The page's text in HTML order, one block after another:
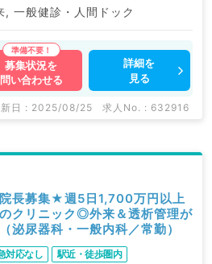
, 一般健診・人間ドック
募集状況を
問い合わせる
詳細を
見る
新日 : 2025/08/25 求人No. : 632916
院長募集★週5日1,700万円以上
クリニック◎外来＆透析管理が
泌尿器科・一般内科／常勤）
対応なし 駅近・徒歩圏内